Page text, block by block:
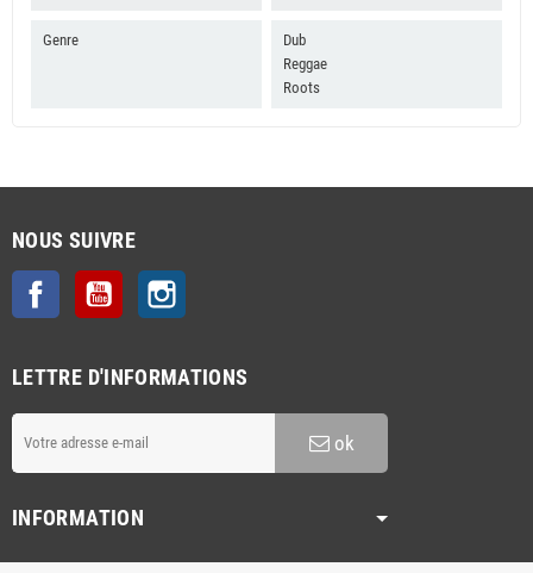
Genre
Dub
Reggae
Roots
NOUS SUIVRE
Facebook YouTube
LETTRE D'INFORMATIONS
ok
INFORMATION